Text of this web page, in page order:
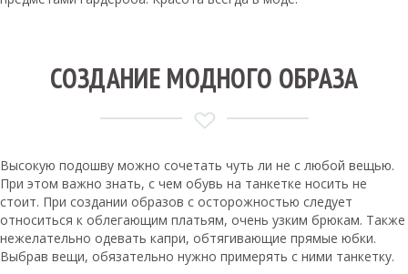
СОЗДАНИЕ МОДНОГО ОБРАЗА
Высокую подошву можно сочетать чуть ли не с любой вещью.
При этом важно знать, с чем обувь на танкетке носить не
стоит. При создании образов с осторожностью следует
относиться к облегающим платьям, очень узким брюкам. Также
нежелательно одевать капри, обтягивающие прямые юбки.
Выбрав вещи, обязательно нужно примерять с ними танкетку.